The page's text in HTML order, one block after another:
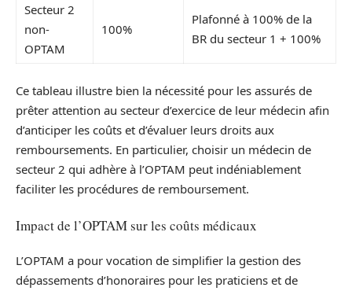
Secteur 2
non-
OPTAM
100%
Plafonné à 100% de la
BR du secteur 1 + 100%
Ce tableau illustre bien la nécessité pour les assurés de
prêter attention au secteur d’exercice de leur médecin afin
d’anticiper les coûts et d’évaluer leurs droits aux
remboursements. En particulier, choisir un médecin de
secteur 2 qui adhère à l’OPTAM peut indéniablement
faciliter les procédures de remboursement.
Impact de l’OPTAM sur les coûts médicaux
L’OPTAM a pour vocation de simplifier la gestion des
dépassements d’honoraires pour les praticiens et de